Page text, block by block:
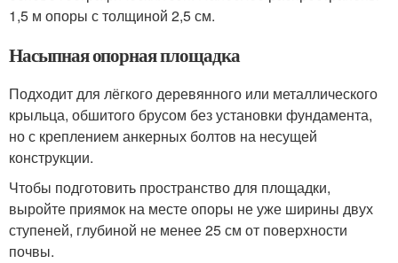
1,5 м опоры с толщиной 2,5 см.
Насыпная опорная площадка
Подходит для лёгкого деревянного или металлического
крыльца, обшитого брусом без установки фундамента,
но с креплением анкерных болтов на несущей
конструкции.
Чтобы подготовить пространство для площадки,
выройте приямок на месте опоры не уже ширины двух
ступеней, глубиной не менее 25 см от поверхности
почвы.